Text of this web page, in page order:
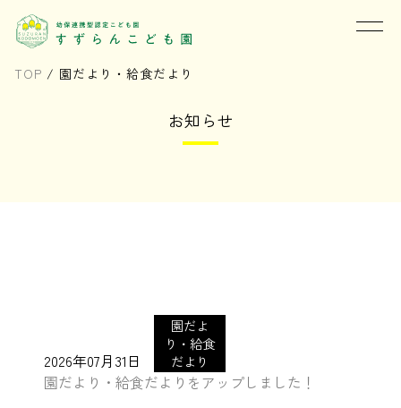
TOP / 園だより・給食だより
お知らせ
2026年07月31日
園だよ
り・給食
だより
園だより・給食だよりをアップしました！